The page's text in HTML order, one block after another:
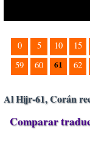
0 5 10 15
59
60 61 62
Al Hijr-61, Corán
Comparar